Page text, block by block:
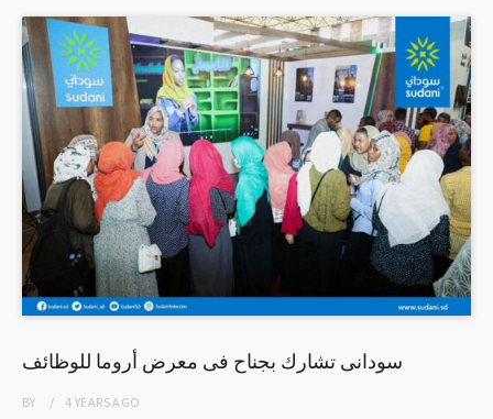
سودانى تشارك بجناح فى معرض أروما للوظائف
BY 4 YEARSAGO